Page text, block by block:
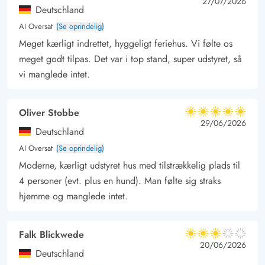
gennem skov og klitlandskaber, mens den brede sandstrand
ved Vesterhavet ligger inden for kort afstand.
I Nørre Nebel finder I både svømmehal og de populære
skinnecykler, som er en sjov oplevelse for hele familien. Rejser
I med børn, er Dyrehaven Engholm også et oplagt udflugtsmål
Her får I et sommerhus, hvor komfort, naturoplevelser og
wellness går op i en højere enhed – perfekt til en ferie med
ro, kvalitetstid og afslapning året rundt.
Deutschland
AI Oversat (Se oprindelig)
Meget kærligt indrettet, hyggeligt feriehus. Vi følte os
meget godt tilpas. Det var i top stand, super udstyret, så
vi manglede intet.
Oliver Stobbe
Deutschland
AI Oversat (Se oprindelig)
5 ud af 5
5 ud af 5
5 out of 5
29/06/2026
Moderne, kærligt udstyret hus med tilstrækkelig plads til
4 personer (evt. plus en hund). Man følte sig straks
hjemme og manglede intet.
Falk Blickwede
Deutschland
3 ud af 5
3 ud af 5
3 out of 5
20/06/2026